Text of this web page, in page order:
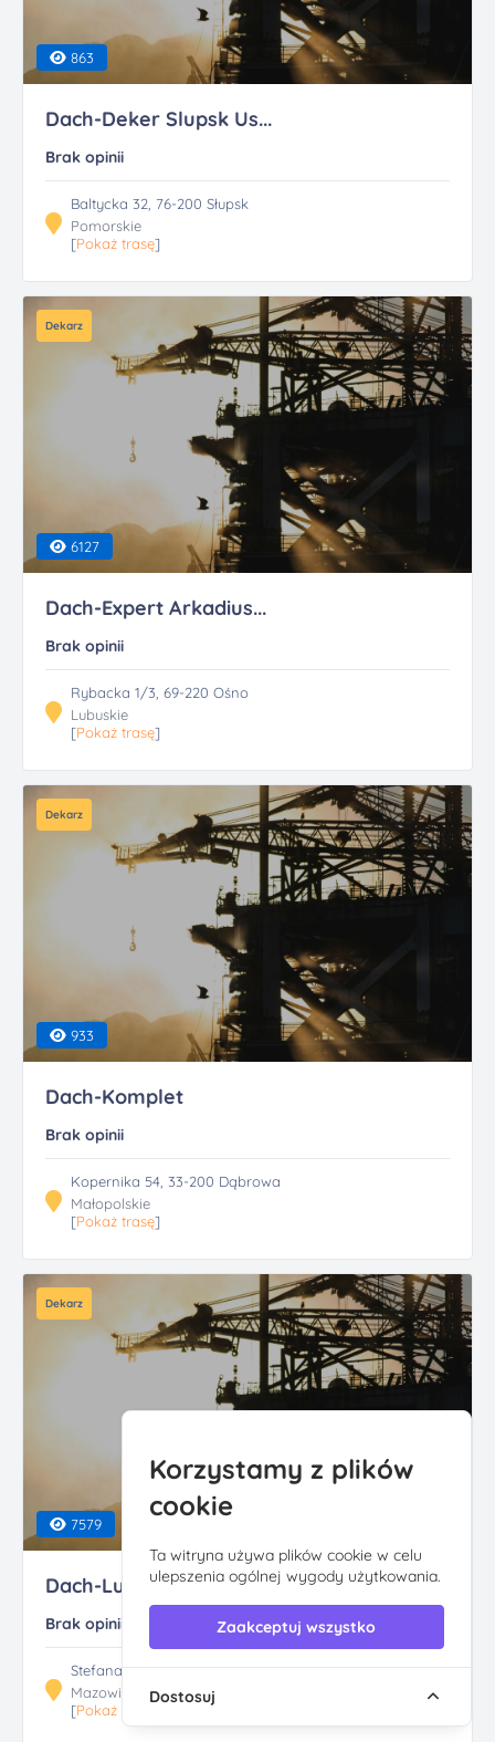
863
Dach-Deker Slupsk Us...
Brak opinii
Baltycka 32, 76-200 Słupsk
Pomorskie
[Pokaż trasę]
Dekarz
6127
Dach-Expert Arkadius...
Brak opinii
Rybacka 1/3, 69-220 Ośno
Lubuskie
[Pokaż trasę]
Dekarz
933
Dach-Komplet
Brak opinii
Kopernika 54, 33-200 Dąbrowa
Małopolskie
[Pokaż trasę]
Dekarz
7579
Dach-Lux Krynski Paw...
Brak opinii
Stefana Okrzei 11B, 05-220 Zielonka
Mazowieckie
[Pokaż trasę
Korzystamy z plików
cookie
Ta witryna używa plików cookie w celu
ulepszenia ogólnej wygody użytkowania.
Zaakceptuj wszystko
Dostosuj